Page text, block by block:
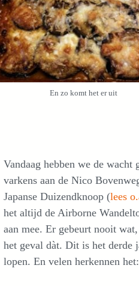
En zo komt het er uit
Vandaag hebben we de
varkens aan de Nico
Japanse Duizendknoop (lees
het altijd de Airborne
aan mee. Er gebeurt nooit
het geval dàt. Dit is het derde
lopen. En velen herkennen